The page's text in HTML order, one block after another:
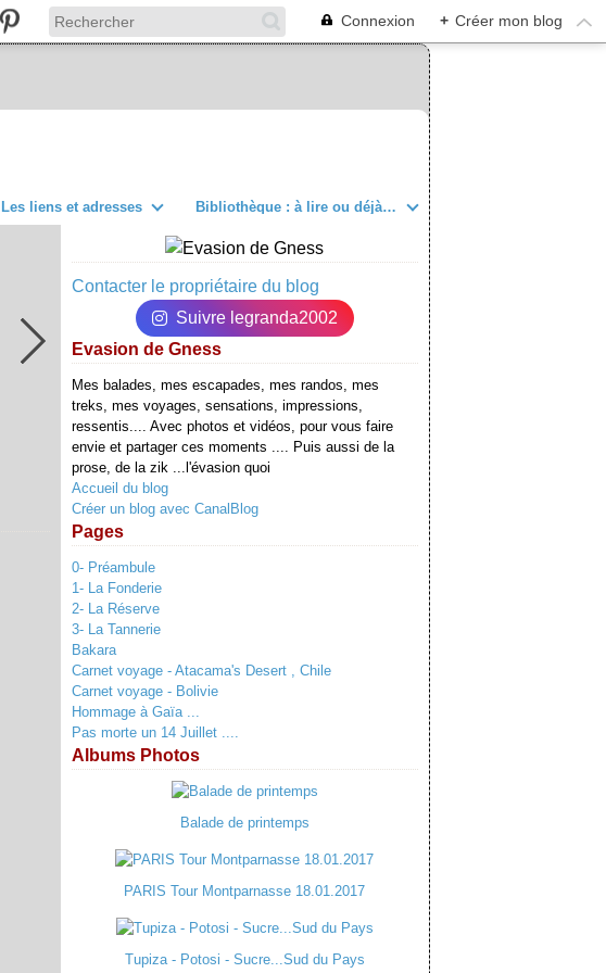
Connexion + Créer mon blog
Les liens et adresses Bibliothèque : à lire ou déjà lu
Contacter le propriétaire du blog
Suivre legranda2002
Evasion de Gness
Mes balades, mes escapades, mes randos, mes
treks, mes voyages, sensations, impressions,
ressentis.... Avec photos et vidéos, pour vous faire
envie et partager ces moments .... Puis aussi de la
prose, de la zik ...l'évasion quoi
Accueil du blog
Créer un blog avec CanalBlog
Pages
0- Préambule
1- La Fonderie
2- La Réserve
3- La Tannerie
Bakara
Carnet voyage - Atacama's Desert , Chile
Carnet voyage - Bolivie
Hommage à Gaïa ...
Pas morte un 14 Juillet ....
Albums Photos
Balade de printemps
PARIS Tour Montparnasse 18.01.2017
Tupiza - Potosi - Sucre...Sud du Pays